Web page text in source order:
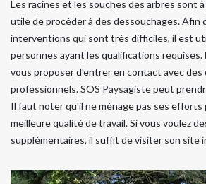
Les racines et les souches des arbres sont
utile de procéder à des dessouchages. Afin
interventions qui sont très difficiles, il est
personnes ayant les qualifications requises.
vous proposer d'entrer en contact avec des
professionnels. SOS Paysagiste peut
Il faut noter qu'il ne ménage pas ses efforts
meilleure qualité de travail. Si vous voulez
supplémentaires, il suffit de visiter son site